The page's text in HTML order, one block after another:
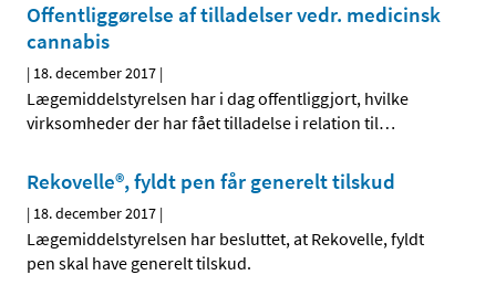
Offentliggørelse af tilladelser vedr. medicinsk
cannabis
| 18. december 2017 |
Lægemiddelstyrelsen har i dag offentliggjort, hvilke
virksomheder der har fået tilladelse i relation til…
Rekovelle®, fyldt pen får generelt tilskud
| 18. december 2017 |
Lægemiddelstyrelsen har besluttet, at Rekovelle, fyldt
pen skal have generelt tilskud.